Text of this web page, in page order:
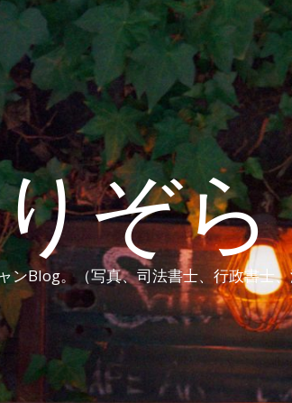
ぞら
Blog。（写真、司法書士、行政書士、